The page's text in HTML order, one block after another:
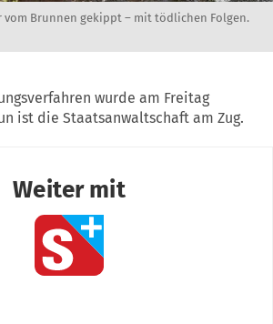
vom Brunnen gekippt – mit tödlichen Folgen.
wurde am Freitag
ist die Staatsanwaltschaft am Zug.